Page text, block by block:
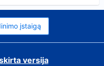
įstaigą
versija